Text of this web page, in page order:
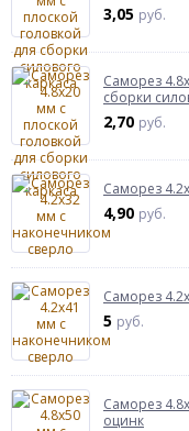
3,05 руб.
Саморез
сборки
2,70 руб.
Саморез
4,90 руб.
Саморез
5 руб.
Саморез
оцинк